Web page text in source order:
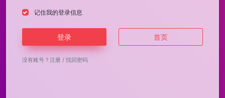
记住我的登录信息
登录 首页
没有账号？ 注册 / 找回密码